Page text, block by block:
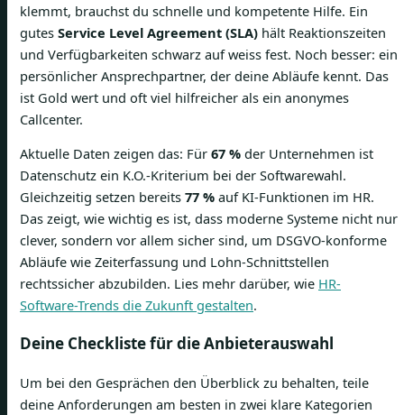
klemmt, brauchst du schnelle und kompetente Hilfe. Ein
gutes Service Level Agreement (SLA) hält Reaktionszeiten
und Verfügbarkeiten schwarz auf weiss fest. Noch besser: ein
persönlicher Ansprechpartner, der deine Abläufe kennt. Das
ist Gold wert und oft viel hilfreicher als ein anonymes
Callcenter.
Aktuelle Daten zeigen das: Für 67 % der Unternehmen ist
Datenschutz ein K.O.-Kriterium bei der Softwarewahl.
Gleichzeitig setzen bereits 77 % auf KI-Funktionen im HR.
Das zeigt, wie wichtig es ist, dass moderne Systeme nicht nur
clever, sondern vor allem sicher sind, um DSGVO-konforme
Abläufe wie Zeiterfassung und Lohn-Schnittstellen
rechtssicher abzubilden. Lies mehr darüber, wie HR-
Software-Trends die Zukunft gestalten.
Deine Checkliste für die Anbieterauswahl
Um bei den Gesprächen den Überblick zu behalten, teile
deine Anforderungen am besten in zwei klare Kategorien